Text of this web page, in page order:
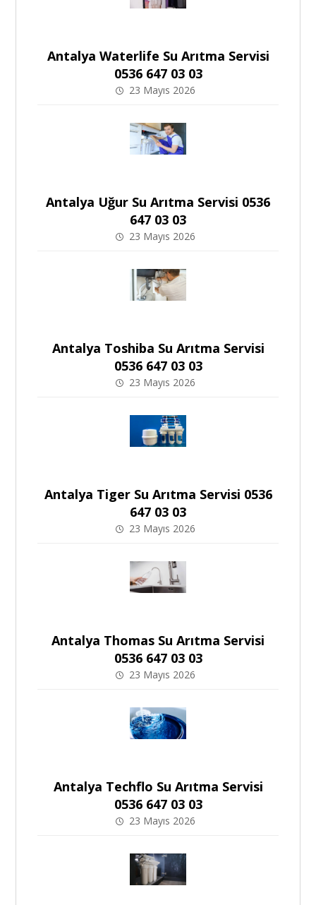
Antalya Waterlife Su Arıtma Servisi
0536 647 03 03
23 Mayıs 2026
Antalya Uğur Su Arıtma Servisi 0536
647 03 03
23 Mayıs 2026
Antalya Toshiba Su Arıtma Servisi
0536 647 03 03
23 Mayıs 2026
Antalya Tiger Su Arıtma Servisi 0536
647 03 03
23 Mayıs 2026
Antalya Thomas Su Arıtma Servisi
0536 647 03 03
23 Mayıs 2026
Antalya Techflo Su Arıtma Servisi
0536 647 03 03
23 Mayıs 2026